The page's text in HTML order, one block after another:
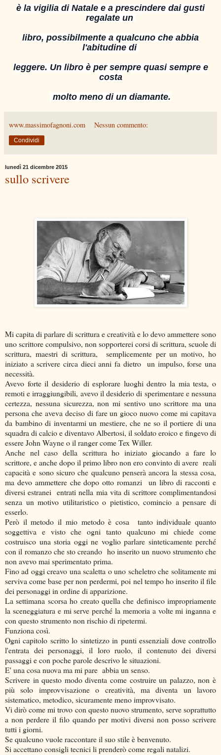
è la vigilia di Natale e a prescindere dai gusti
regalate un
libro, possibilmente a qualcuno che abbia
l'abitudine di
leggere. Un libro è per sempre quasi sempre e
costa
molto meno di un diamante.
www.massimofagnoni.com Nessun commento:
Condividi
lunedì 21 dicembre 2015
sullo scrivere
Mi capita di parlare di scrittura e creatività e lo devo ammettere sono
uno scrittore compulsivo, non sopporterei corsi di scrittura, scuole di
scrittura, maestri di scrittura, semplicemente per un motivo, ho
iniziato a scrivere circa dieci anni fa dietro un impulso, forse una
necessità.
Avevo forte il desiderio di esplorare luoghi dentro la mia testa, o
remoti e irraggiungibili, avevo il desiderio di sperimentare e nessuna
certezza, nessuna sicurezza, non mi sentivo uno scrittore ma una
persona che aveva deciso di fare un gioco nuovo come mi capitava
da bambino di inventarmi un mestiere, che ne so il portiere di una
squadra di calcio e diventavo Albertosi, il soldato eroico e fingevo di
essere John Wayne o il ranger come Tex Willer.
Anche nel caso della scrittura ho iniziato giocando a fare lo
scrittore, e anche dopo il primo libro non ero convinto di avere reali
capacità e sono sicuro che qualcuno penserà ancora la stessa cosa,
ma devo ammettere che dopo otto romanzi un libro di racconti e
diversi estranei entrati nella mia vita di scrittore complimentandosi
senza un motivo utilitaristico o pietistico, comincio a pensare di
esserlo.
Però il metodo il mio metodo è cosa tanto individuale quanto
soggettiva e visto che ogni tanto qualcuno mi chiede come
costruisco una storia oggi ne voglio parlare sinteticamente perché
con il romanzo che sto creando ho inserito un nuovo strumento che
non avevo mai sperimentato prima.
Fino ad oggi creavo una scaletta o uno scheletro che solitamente mi
serviva come base per non perdermi, poi nel tempo ho inserito il file
dei personaggi in ordine di apparizione.
La settimana scorsa ho creato quella che definisco impropriamente
la sceneggiatura e mi serve perché la memoria a volte mi inganna e
con questo strumento non rischio di ripetermi.
Funziona così.
Ogni capitolo scritto lo sintetizzo in punti essenziali dove controllo
l'entrata dei personaggi, il loro ruolo, il contenuto dei diversi
passaggi e con poche parole descrivo le situazioni.
E' una cosa nuova ma mi pare abbia un senso.
Scrivere in questo modo diventa come costruire un palazzo, non è
più solo improvvisazione o creatività, ma diventa un lavoro
sistematico, metodico, sicuramente meno improvvisato.
Vi dirò come mi trovo con questo nuovo strumento, serve soprattutto
a non perdere il filo quando per motivi diversi non posso scrivere
tutti i giorni.
Se qualcuno vuole raccontare il suo stile è benvenuto.
Si accettano consigli tecnici li prenderò come regali natalizi.